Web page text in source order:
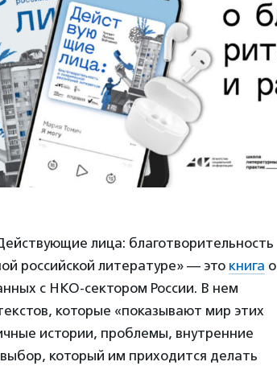
лица: благотворительность
российской литературе» — это книга о
с НКО-сектором России. В нем
которые «показывают мир этих
истории, проблемы, внутренние
который им приходится делать